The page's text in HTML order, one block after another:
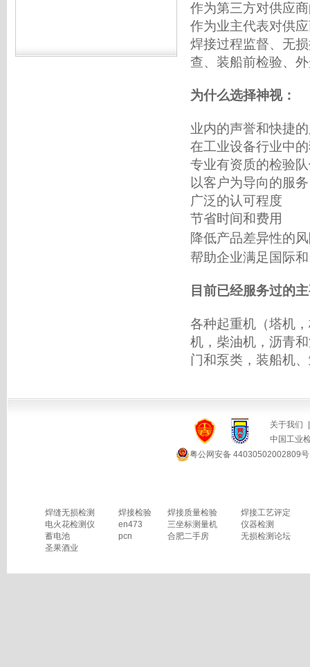
作为第三方对供应
作为业主代表对供
焊接过程监督、 无
查、装船前检验、
为什么选择神视：
业内的声誉和快捷
在工业设备行业中
专业有资质的检验
以客户为导向的服务
广泛的认可程度
节省时间和费用
降低产品差异性的
帮助企业满足国际
目前已经服务过的
各种起重机（塔机
机，柴油机，沥青
门和泵类，装船机
关于我们
中国工业
粤公网安备 44030502002809号
焊缝无损检测 焊接检验 焊接质量检验
焊接工艺评定
电火花检测仪
en473 三坐标测量机
仪器检测
蓄电池
pcn 合肥二手房
无损检测论坛
圣果酒业